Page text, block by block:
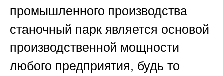
промышленного производства
станочный парк является основой
производственной мощности
любого предприятия, будь то